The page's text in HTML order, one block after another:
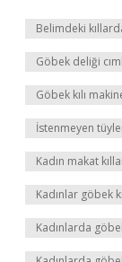
Belimdeki
Göbek deliği
Göbek kılı
İstenmeyen
Kadın makat
Kadınlar göbek
Kadınlarda